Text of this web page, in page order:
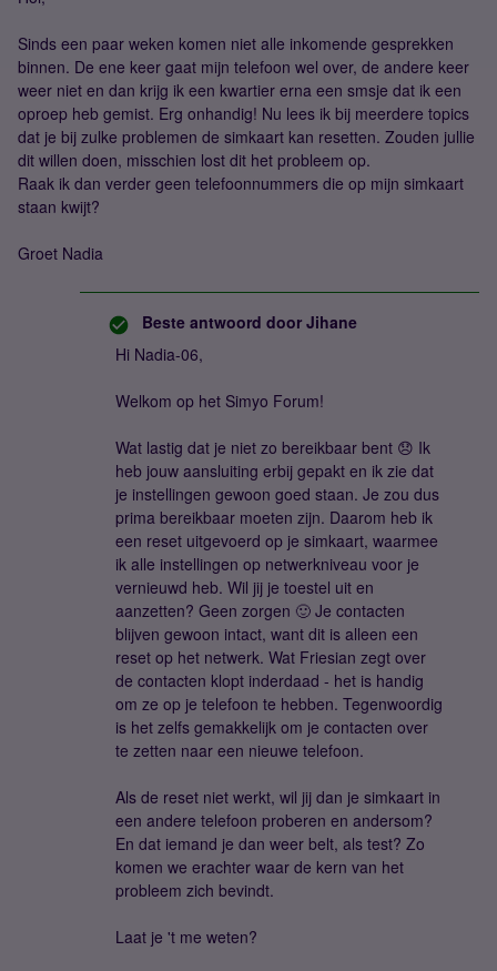
Sinds een paar weken komen niet alle inkomende gesprekken
binnen. De ene keer gaat mijn telefoon wel over, de andere keer
weer niet en dan krijg ik een kwartier erna een smsje dat ik een
oproep heb gemist. Erg onhandig! Nu lees ik bij meerdere topics
dat je bij zulke problemen de simkaart kan resetten. Zouden jullie
dit willen doen, misschien lost dit het probleem op.
Raak ik dan verder geen telefoonnummers die op mijn simkaart
staan kwijt?
Groet Nadia
Beste antwoord door Jihane
Hi Nadia-06,
Welkom op het Simyo Forum!
Wat lastig dat je niet zo bereikbaar bent 😞 Ik
heb jouw aansluiting erbij gepakt en ik zie dat
je instellingen gewoon goed staan. Je zou dus
prima bereikbaar moeten zijn. Daarom heb ik
een reset uitgevoerd op je simkaart, waarmee
ik alle instellingen op netwerkniveau voor je
vernieuwd heb. Wil jij je toestel uit en
aanzetten? Geen zorgen 🙂 Je contacten
blijven gewoon intact, want dit is alleen een
reset op het netwerk. Wat Friesian zegt over
de contacten klopt inderdaad - het is handig
om ze op je telefoon te hebben. Tegenwoordig
is het zelfs gemakkelijk om je contacten over
te zetten naar een nieuwe telefoon.
Als de reset niet werkt, wil jij dan je simkaart in
een andere telefoon proberen en andersom?
En dat iemand je dan weer belt, als test? Zo
komen we erachter waar de kern van het
probleem zich bevindt.
Laat je 't me weten?